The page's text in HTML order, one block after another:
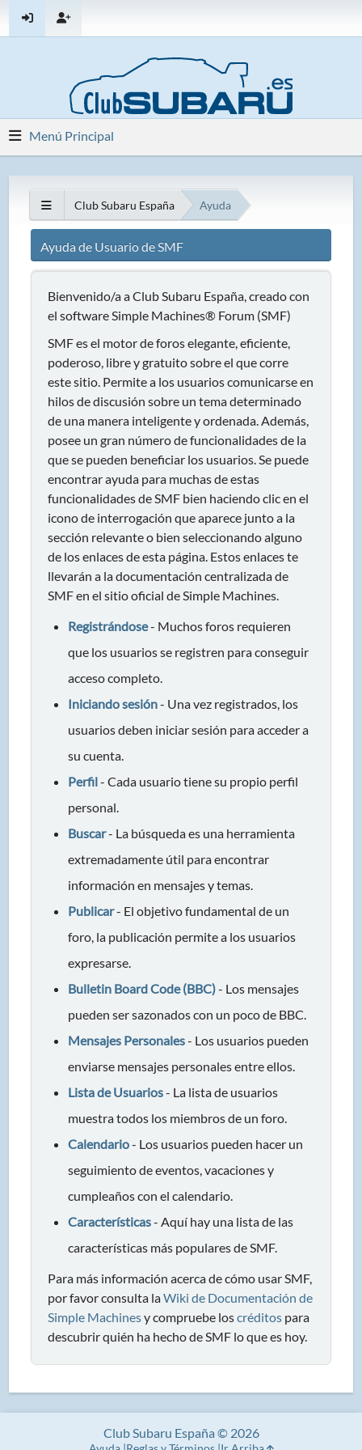
Menú Principal
Club Subaru España Ayuda
Ayuda de Usuario de SMF
Bienvenido/a a Club Subaru España, creado con
el software Simple Machines® Forum (SMF)
SMF es el motor de foros elegante, eficiente,
poderoso, libre y gratuito sobre el que corre
este sitio. Permite a los usuarios comunicarse en
hilos de discusión sobre un tema determinado
de una manera inteligente y ordenada. Además,
posee un gran número de funcionalidades de la
que se pueden beneficiar los usuarios. Se puede
encontrar ayuda para muchas de estas
funcionalidades de SMF bien haciendo clic en el
icono de interrogación que aparece junto a la
sección relevante o bien seleccionando alguno
de los enlaces de esta página. Estos enlaces te
llevarán a la documentación centralizada de
SMF en el sitio oficial de Simple Machines.
Registrándose- Muchos foros requieren
que los usuarios se registren para conseguir
acceso completo.
Iniciando sesión- Una vez registrados, los
usuarios deben iniciar sesión para acceder a
su cuenta.
Perfil- Cada usuario tiene su propio perfil
personal.
Buscar- La búsqueda es una herramienta
extremadamente útil para encontrar
información en mensajes y temas.
Publicar- El objetivo fundamental de un
foro, la publicación permite a los usuarios
expresarse.
Bulletin Board Code (BBC)- Los mensajes
pueden ser sazonados con un poco de BBC.
Mensajes Personales- Los usuarios pueden
enviarse mensajes personales entre ellos.
Lista de Usuarios- La lista de usuarios
muestra todos los miembros de un foro.
Calendario- Los usuarios pueden hacer un
seguimiento de eventos, vacaciones y
cumpleaños con el calendario.
Características- Aquí hay una lista de las
características más populares de SMF.
Para más información acerca de cómo usar SMF,
por favor consulta laWiki de Documentación de
Simple Machinesy compruebe loscréditos para
descubrir quién ha hecho de SMF lo que es hoy.
Club Subaru España © 2026